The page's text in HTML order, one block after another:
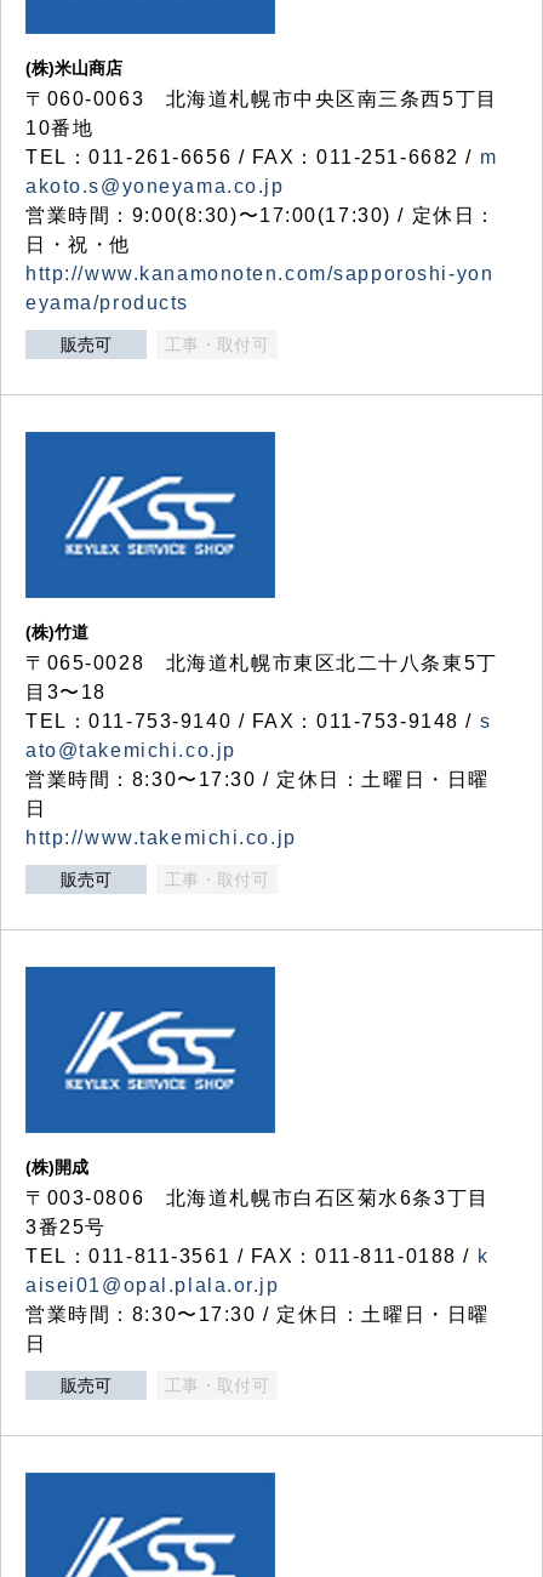
(株)米山商店
〒060-0063 北海道札幌市中央区南三条西5丁目
10番地
TEL：011-261-6656 / FAX：011-251-6682 / m
akoto.s@yoneyama.co.jp
営業時間：9:00(8:30)〜17:00(17:30) / 定休日：
日・祝・他
http://www.kanamonoten.com/sapporoshi-yon
eyama/products
販売可 工事・取付可
(株)竹道
〒065-0028 北海道札幌市東区北二十八条東5丁
目3〜18
TEL：011-753-9140 / FAX：011-753-9148 / s
ato@takemichi.co.jp
営業時間：8:30〜17:30 / 定休日：土曜日・日曜
日
http://www.takemichi.co.jp
販売可 工事・取付可
(株)開成
〒003-0806 北海道札幌市白石区菊水6条3丁目
3番25号
TEL：011-811-3561 / FAX：011-811-0188 / k
aisei01@opal.plala.or.jp
営業時間：8:30〜17:30 / 定休日：土曜日・日曜
日
販売可 工事・取付可